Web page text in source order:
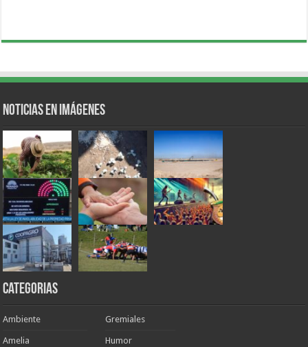
Noticias en Imágenes
Categorias
Ambiente
Amelia
Gremiales
Humor